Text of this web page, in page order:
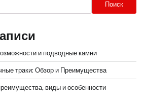
Поиск
и подводные камни
траки: Обзор и Преимущества
виды и особенности